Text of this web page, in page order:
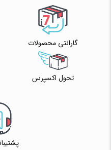
گارانتی محصولات
تحول اکسپرس